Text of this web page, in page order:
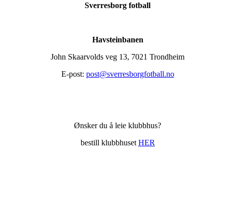
Sverresborg fotball
Havsteinbanen
John Skaarvolds veg 13, 7021 Trondheim
E-post: post@sverresborgfotball.no
Ønsker du å leie klubbhus?
bestill klubbhuset HER